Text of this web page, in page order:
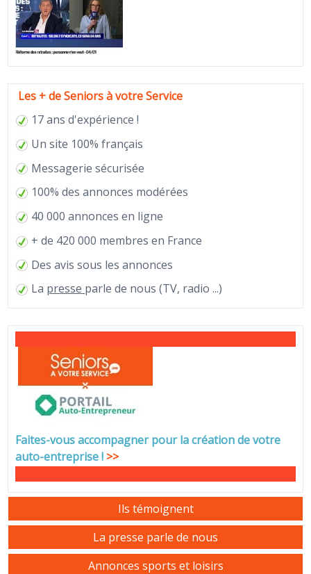
Les + de Seniors à votre Service
17 ans d'expérience !
Un site 100% français
Messagerie sécurisée
100% des annonces modérées
40 000 annonces en ligne
+ de 420 000 membres en France
Des avis sous les annonces
La presse parle de nous (TV, radio ...)
Faites-vous accompagner pour la création de votre
auto-entreprise! >>
Ils témoignent
La presse parle de nous
Annonces sports et loisirs